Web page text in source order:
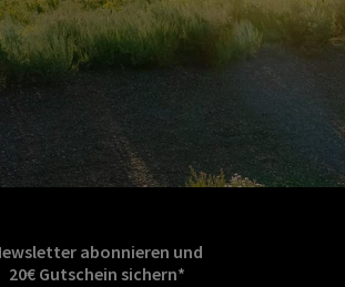
abonnieren und
20€ Gutschein sichern*